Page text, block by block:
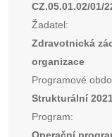
CZ.05.01.02/01/
Žadatel:
Zdravotnická
organizace
Programové
Strukturální
Program: